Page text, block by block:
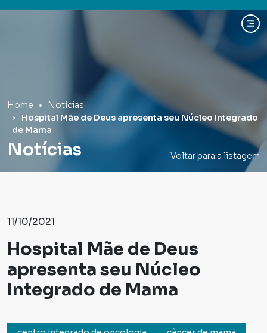
Home
Notícias
Hospital Mãe de Deus apresenta seu Núcleo Integrado
de Mama
Notícias Voltar para a listagem
11/10/2021
Hospital Mãe de Deus
apresenta seu Núcleo
Integrado de Mama